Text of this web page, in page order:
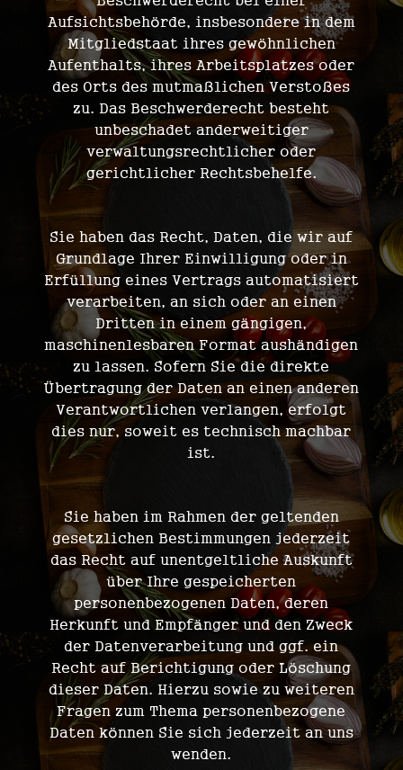
Aufsichtsbehörde, insbesondere in dem
Mitgliedstaat ihres gewöhnlichen
Aufenthalts, ihres Arbeitsplatzes oder
des Orts des mutmaßlichen Verstoßes
zu. Das Beschwerderecht besteht
unbeschadet anderweitiger
verwaltungsrechtlicher oder
gerichtlicher Rechtsbehelfe.
Sie haben das Recht, Daten, die wir auf
Grundlage Ihrer Einwilligung oder in
Erfüllung eines Vertrags automatisiert
verarbeiten, an sich oder an einen
Dritten in einem gängigen,
maschinenlesbaren Format aushändigen
zu lassen. Sofern Sie die direkte
Übertragung der Daten an einen anderen
Verantwortlichen verlangen, erfolgt
dies nur, soweit es technisch machbar
ist.
Sie haben im Rahmen der geltenden
gesetzlichen Bestimmungen jederzeit
das Recht auf unentgeltliche Auskunft
über Ihre gespeicherten
personenbezogenen Daten, deren
Herkunft und Empfänger und den Zweck
der Datenverarbeitung und ggf. ein
Recht auf Berichtigung oder Löschung
dieser Daten. Hierzu sowie zu weiteren
Fragen zum Thema personenbezogene
Daten können Sie sich jederzeit an uns
wenden.